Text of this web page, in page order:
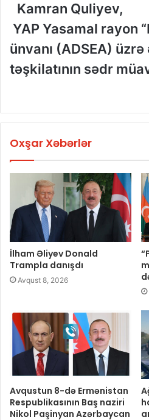
Kamran Quliyev,
YAPYasamal rayon
ünvanı (ADSEA) üzrə
təşkilatının sədr
Oxşar Xəbərlər
İlham Əliyev Donald
Trampla danışdı
Avqust 8, 2026
Avqustun 8-də Ermənistan
Respublikasının Baş naziri
Nikol Paşinyan Azərbaycan